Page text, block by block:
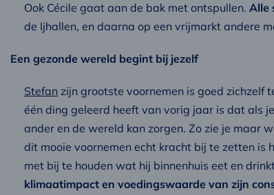
Ook Cécile gaat aan de bak met ontspullen. Alle
de Ijhallen, en daarna op een vrijmarkt andere
Een gezonde wereld begint bij jezelf
Stefan zijn grootste voornemen is goed zichzelf
één ding geleerd heeft van vorig jaar is dat als
ander en de wereld kan zorgen. Zo zie je maar
dit mooie voornemen echt kracht bij te zetten is
met bij te houden wat hij binnenhuis eet en
klimaatimpact en voedingswaarde van zijn